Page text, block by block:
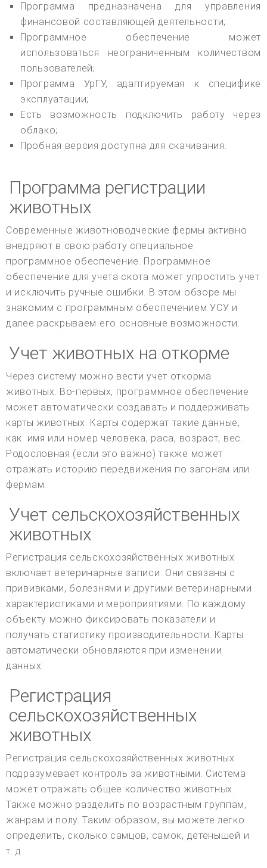
Программа предназначена для управления
финансовой составляющей деятельности;
Программное обеспечение может
использоваться неограниченным количеством
пользователей;
Программа УрГУ, адаптируемая к специфике
эксплуатации;
Есть возможность подключить работу через
облако;
Пробная версия доступна для скачивания.
Программа регистрации
животных
Современные животноводческие фермы активно
внедряют в свою работу специальное
программное обеспечение. Программное
обеспечение для учета скота может упростить учет
и исключить ручные ошибки. В этом обзоре мы
знакомим с программным обеспечением УСУ и
далее раскрываем его основные возможности.
Учет животных на откорме
Через систему можно вести учет откорма
животных. Во-первых, программное обеспечение
может автоматически создавать и поддерживать
карты животных. Карты содержат такие данные,
как: имя или номер человека, раса, возраст, вес.
Родословная (если это важно) также может
отражать историю передвижения по загонам или
фермам.
Учет сельскохозяйственных
животных
Регистрация сельскохозяйственных животных
включает ветеринарные записи. Они связаны с
прививками, болезнями и другими ветеринарными
характеристиками и мероприятиями. По каждому
объекту можно фиксировать показатели и
получать статистику производительности. Карты
автоматически обновляются при изменении
данных.
Регистрация
сельскохозяйственных
животных
Регистрация сельскохозяйственных животных
подразумевает контроль за животными. Система
может отражать общее количество животных.
Также можно разделить по возрастным группам,
жанрам и полу. Таким образом, вы можете легко
определить, сколько самцов, самок, детенышей и
т. д.